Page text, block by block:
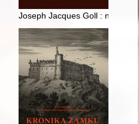
obiektywie Mikołaja
Joseph Jacques Goll :